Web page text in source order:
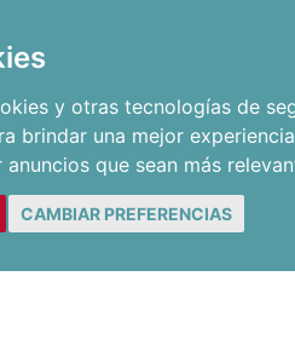
y otras tecnologías de
brindar una mejor
que sean más
CAMBIAR PREFERENCIAS